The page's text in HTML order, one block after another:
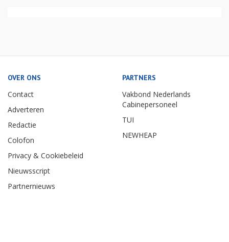
OVER ONS
Contact
Adverteren
Redactie
Colofon
Privacy & Cookiebeleid
Nieuwsscript
Partnernieuws
PARTNERS
Vakbond Nederlands
Cabinepersoneel
TUI
NEWHEAP